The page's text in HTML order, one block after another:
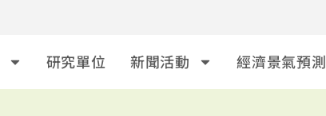
研究單位 新聞活動 經濟景氣預測